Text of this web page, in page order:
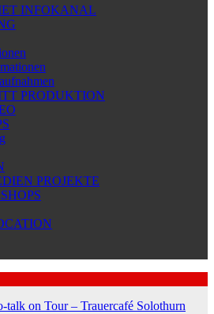
INFOKANAL
PRODUKTION
PROJEKTE
talk on Tour – Trauercafé Solothurn